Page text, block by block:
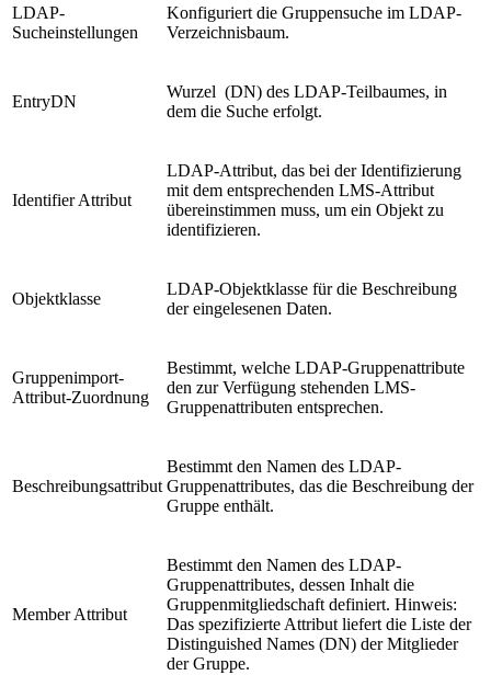
LDAP-
Sucheinstellungen
Konfiguriert die Gruppensuche im LDAP-
Verzeichnisbaum.
EntryDN
Wurzel (DN) des LDAP-Teilbaumes, in
dem die Suche erfolgt.
Identifier Attribut
LDAP-Attribut, das bei der Identifizierung
mit dem entsprechenden LMS-Attribut
übereinstimmen muss, um ein Objekt zu
identifizieren.
Objektklasse
LDAP-Objektklasse für die Beschreibung
der eingelesenen Daten.
Gruppenimport-
Attribut-Zuordnung
Bestimmt, welche LDAP-Gruppenattribute
den zur Verfügung stehenden LMS-
Gruppenattributen entsprechen.
Beschreibungsattribut
Bestimmt den Namen des LDAP-
Gruppenattributes, das die Beschreibung der
Gruppe enthält.
Member Attribut
Bestimmt den Namen des LDAP-
Gruppenattributes, dessen Inhalt die
Gruppenmitgliedschaft definiert. Hinweis:
Das spezifizierte Attribut liefert die Liste der
Distinguished Names (DN) der Mitglieder
der Gruppe.